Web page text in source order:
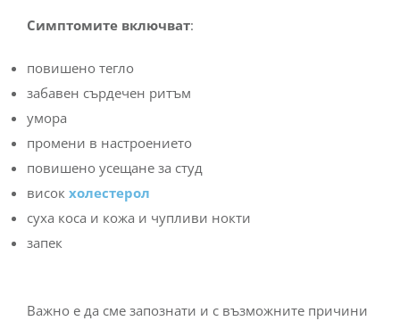
Симптомите включват:
повишено тегло
забавен сърдечен ритъм
умора
промени в настроението
повишено усещане за студ
висок холестерол
суха коса и кожа и чупливи нокти
запек
Важно е да сме запознати и с възможните причини